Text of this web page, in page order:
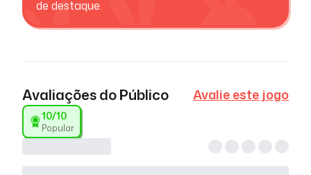
de destaque.
Avaliações do Público Avalie este jogo
10/10
Popular